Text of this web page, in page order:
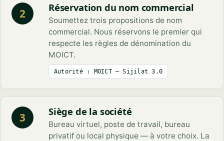
2 Réservation du nom commercial
Soumettez trois propositions de nom
commercial. Nous réservons le premier qui
respecte les règles de dénomination du
MOICT.
Autorité : MOICT — Sijilat 3.0
3 Siège de la société
Bureau virtuel, poste de travail, bureau
privatif ou local physique — à votre choix. La